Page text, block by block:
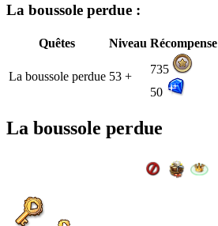
La boussole perdue :
Quêtes Niveau Récompense
La boussole perdue 53 +
735
50
La boussole perdue